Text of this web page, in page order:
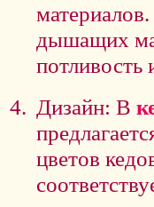
дышащих
потливость
Дизайн: В
цветов